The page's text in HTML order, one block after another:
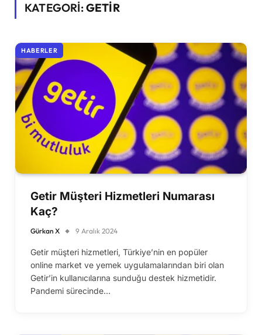
KATEGORİ:GETIR
HABERLER
Getir Müşteri Hizmetleri Numarası
Kaç?
Gürkan X 9 Aralık 2024
Getir müşteri hizmetleri, Türkiye’nin en popüler
online market ve yemek uygulamalarından biri olan
Getir’in kullanıcılarına sunduğu destek hizmetidir.
Pandemi sürecinde…